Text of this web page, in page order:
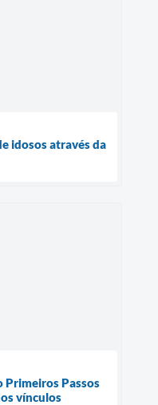
idosos através da
Primeiros Passos
vínculos